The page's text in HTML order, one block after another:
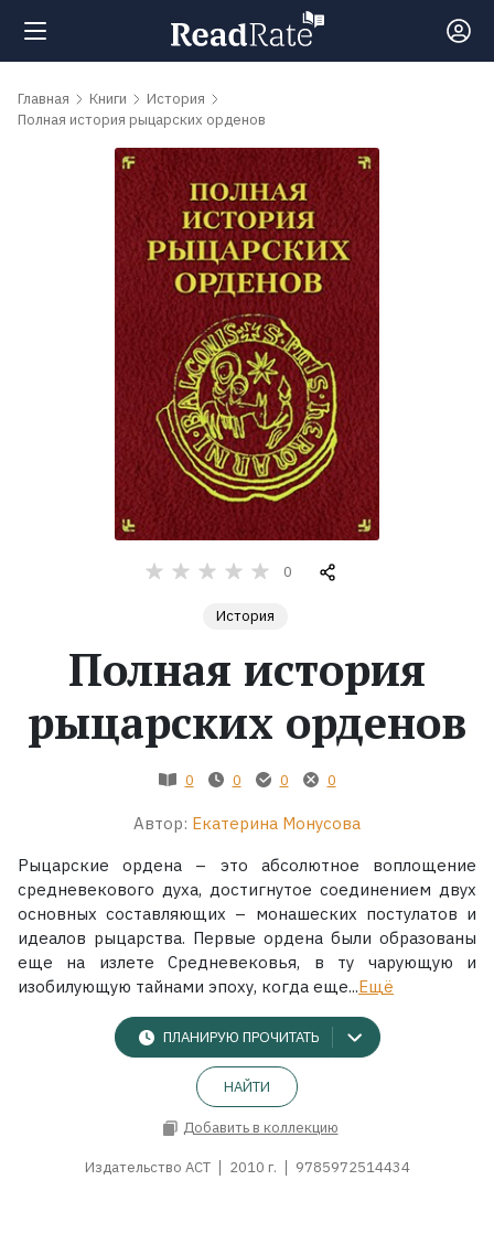
Поиск
Рейтинги
обсуждаемые
Экранизации
Коллекции
Главная Книги
История
Полная история рыцарских орденов
0
История
Полная история
рыцарских орденов
0 0 0 0
Автор: Екатерина Монусова
Рыцарские ордена – это абсолютное воплощение
средневекового духа, достигнутое соединением двух
основных составляющих – монашеских постулатов и
идеалов рыцарства. Первые ордена были образованы
еще на излете Средневековья, в ту чарующую и
изобилующую тайнами эпоху, когда еще...Ещё
ПЛАНИРУЮ ПРОЧИТАТЬ
НАЙТИ
Добавить в коллекцию
Издательство АСТ 2010 г. 9785972514434